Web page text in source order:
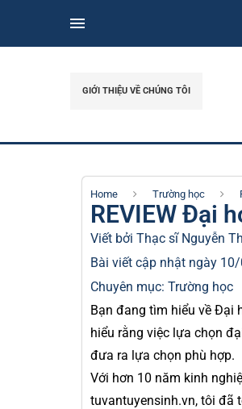
GIỚI THIỆU VỀ CHÚNG TÔI
Home Trường học
REVIEW Đại
Viết bởi Thạc sĩNguyễn
Bài viết cập nhật ngày
Chuyên mục: Trường học
Bạn đang tìm hiểu về Đại
hiểu rằng việc lựa chọn
đưa ra lựa chọn phù hợp.
Với hơn 10 năm kinh
tuvantuyensinh.vn, tôi đã